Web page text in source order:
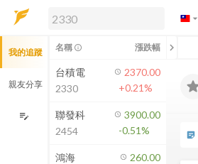
arrow_drop_down
解鎖即時行情及進階功能
方案」，即可解鎖以下功能：
即時行情
即時市況與排行
成交金額熱力圖
前往方案訂閱
如何綁定合作券商
sticky_note_2
我的追蹤
親友分享
edit_note
名稱 info_outline 漲跌幅 chevron_left
台積電
2330
2370.00
+0.21%
聯發科
2454
3900.00
-0.51%
鴻海
260.00